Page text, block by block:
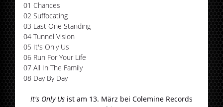
01 Chances
02 Suffocating
03 Last One Standing
04 Tunnel Vision
05 It's Only Us
06 Run For Your Life
07 All In The Family
08 Day By Day
It's Only Us ist am 13. März bei Colemine Records